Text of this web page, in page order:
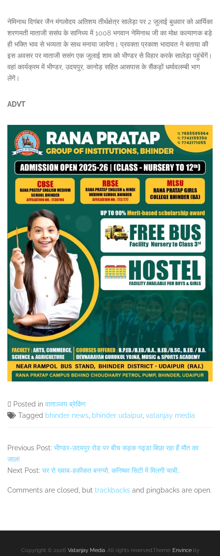
नेमिनाथ दिगंबर जैन मंगलोदय अतिशय तीर्थक्षेत्र सालेड़ा पर 2 जुलाई बुधवार को आर्यिका
शरणमती माताजी ससंघ के सानिध्य में 1008 भगवान नेमिनाथ जी का मोक्ष कल्याणक बड़े
ही भक्ति भाव से भव्यता के साथ मनाया जायेगा। प्रवक्ता प्रकाश भादावत ने बताया की
इस अवसर पर माताजी ससंग एक जुलाई शाम को भीण्डर से विहार करके सालेड़ा पहुंचेंगें।
वहां कार्यक्रम में भीण्डर, उदयपुर, कानोड़ सहित आसपास के सैंकड़ों धर्मावलम्बी भाग
लेंगें।
ADVT
Posted in वाताञ्जय ब्रेकिंग
Tagged bhinder news, bhinder udaipur, vatanjay media
Previous Post: भीण्डर-उदयपुर रोड पर बीच सड़क गढ्डा बिछा रहा हैं मौत का
जाल!
Next Post: घर रो ख्वाब-हकीकत बनग्यो, कनिष्का सिटी में मिलगी चाबी…
Comments are closed, but trackbacks and pingbacks are open.
Copyright © 2026 Vatanjay Media. All rights reserved.Theme: Envinceby